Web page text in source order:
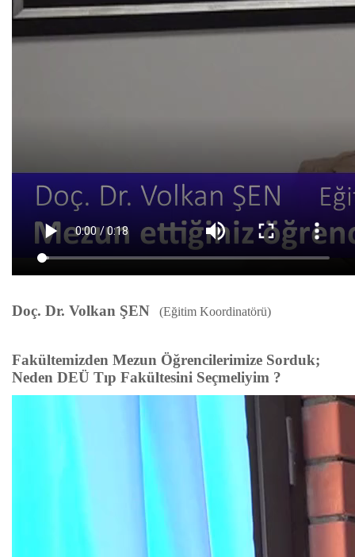
Doç. Dr. Volkan ŞEN (Eğitim Koordinatörü)
Fakültemizden Mezun Öğrencilerimize Sorduk;
Neden DEÜ Tıp Fakültesini Seçmeliyim ?